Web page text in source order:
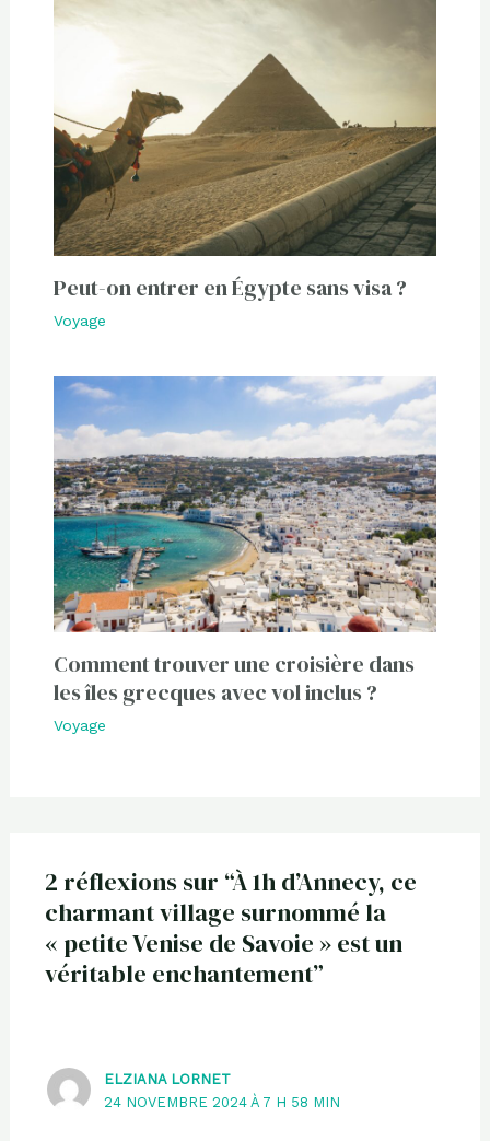
Peut-on entrer en Égypte sans visa ?
Voyage
Comment trouver une croisière dans
les îles grecques avec vol inclus ?
Voyage
2 réflexions sur “À 1h d’Annecy, ce
charmant village surnommé la
« petite Venise de Savoie » est un
véritable enchantement”
ELZIANA LORNET
24 NOVEMBRE 2024 À 7 H 58 MIN